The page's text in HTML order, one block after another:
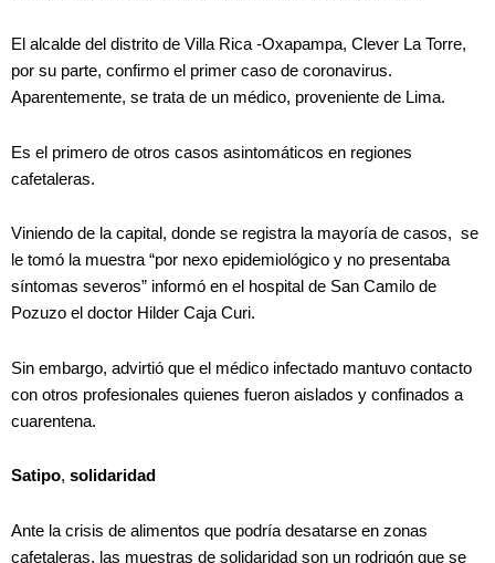
El alcalde del distrito de Villa Rica -Oxapampa, Clever La Torre,
por su parte, confirmo el primer caso de coronavirus.
Aparentemente, se trata de un médico, proveniente de Lima.
Es el primero de otros casos asintomáticos en regiones
cafetaleras.
Viniendo de la capital, donde se registra la mayoría de casos, se
le tomó la muestra “por nexo epidemiológico y no presentaba
síntomas severos” informó en el hospital de San Camilo de
Pozuzo el doctor Hilder Caja Curi.
Sin embargo, advirtió que el médico infectado mantuvo contacto
con otros profesionales quienes fueron aislados y confinados a
cuarentena.
Satipo, solidaridad
Ante la crisis de alimentos que podría desatarse en zonas
cafetaleras, las muestras de solidaridad son un rodrigón que se